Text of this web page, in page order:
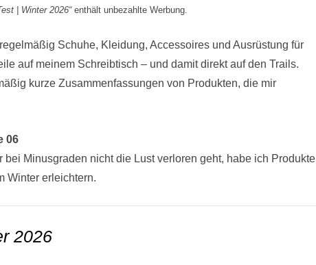
| Winter 2026“enthält unbezahlte Werbung.
Schuhe, Kleidung, Accessoires und Ausrüstung für
auf meinem Schreibtisch – und damit direkt auf den Trails.
kurze Zusammenfassungen von Produkten, die mir
06
Minusgraden nicht die Lust verloren geht, habe ich Produkte
Winter erleichtern.
2026